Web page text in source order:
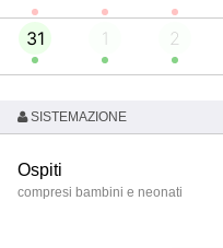
31 1 2
SISTEMAZIONE
Ospiti
compresi bambini e neonati